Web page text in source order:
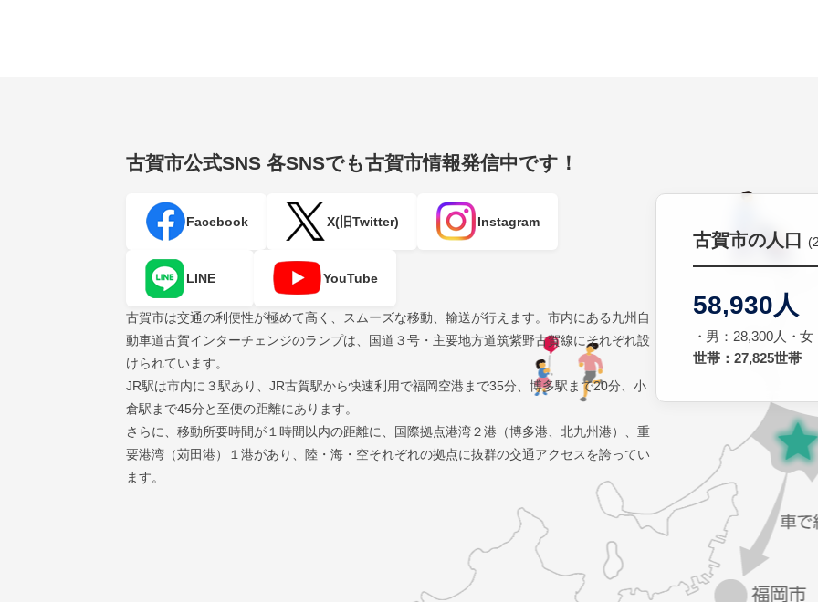
古賀市公式SNS 各SNSでも古賀市情報発信中です！
Facebook X(旧Twitter) Instagram
LINE YouTube
古賀市は交通の利便性が極めて高く、スムーズな移動、輸送が行えます。市内にある九州自
動車道古賀インターチェンジのランプは、国道３号・主要地方道筑紫野古賀線にそれぞれ設
けられています。
JR駅は市内に３駅あり、JR古賀駅から快速利用で福岡空港まで35分、博多駅まで20分、小
倉駅まで45分と至便の距離にあります。
さらに、移動所要時間が１時間以内の距離に、国際拠点港湾２港（博多港、北九州港）、重
要港湾（苅田港）１港があり、陸・海・空それぞれの拠点に抜群の交通アクセスを誇ってい
ます。
古賀市の人口
58,930人
男：28,300人
女
世帯：27,825世帯